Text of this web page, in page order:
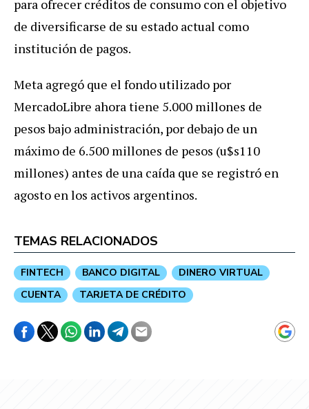
para ofrecer créditos de consumo con el objetivo
de diversificarse de su estado actual como
institución de pagos.
Meta agregó que el fondo utilizado por
MercadoLibre ahora tiene 5.000 millones de
pesos bajo administración, por debajo de un
máximo de 6.500 millones de pesos (u$s110
millones) antes de una caída que se registró en
agosto en los activos argentinos.
TEMAS RELACIONADOS
FINTECH BANCO DIGITAL
DINERO VIRTUAL
CUENTA
TARJETA DE CRÉDITO